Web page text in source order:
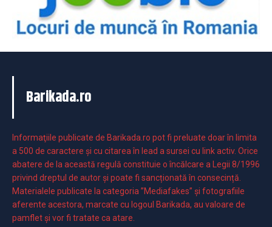
Barikada.ro
Informaţiile publicate de Barikada.ro pot fi preluate doar în limita
a 500 de caractere şi cu citarea în lead a sursei cu link activ. Orice
abatere de la această regulă constituie o încălcare a Legii 8/1996
privind dreptul de autor și poate fi sancționată în consecință.
Materialele publicate la categoria ”Mediafakes” și fotografiile
aferente acestora, marcate cu logoul Barikada, au valoare de
pamflet și vor fi tratate ca atare.